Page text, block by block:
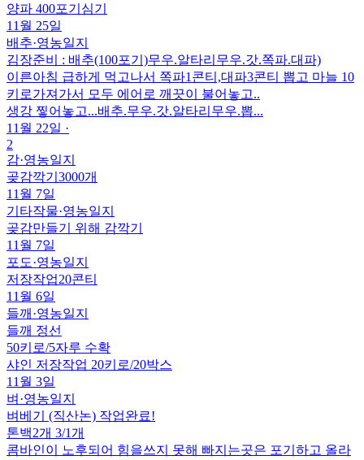
양파 400포기심기
11월 25일
배추·영농일지
김장준비 : 배추(100포기)무우.알타리무우.갓.쪽파.대파)
이른아침 급하게 먹고나서 쪽파1콘티,대파3콘티 뽑고 마늘 10
키로가져가서 모두 에어로 깨끗이 불어놓고..
생강 찧어놓고...배추.무우.갓.알타리무우.뽑...
11월 22일 ·
2
감·영농일지
곶감깍기3000개
11월 7일
기타작물·영농일지
곶감만들기 위해 감깍기
11월 7일
포도·영농일지
저장작업20콘티
11월 6일
들깨 ·영농일지
들깨 정선
50키로/5자루 수확
샤인 저장작업 20키로/20박스
11월 3일
벼 ·영농일지
벼베기 (직산논) 작업완료!
톤백2개 3/1개
콤바인이 노후되어 힘을쓰지 못해 빠지는곳은 포기하고 올라